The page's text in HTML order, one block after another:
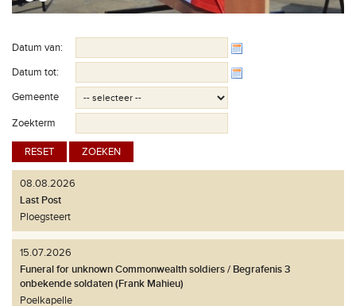
Datum van:
Datum tot:
Gemeente
Zoekterm
08.08.2026
Last Post
Ploegsteert
15.07.2026
Funeral for unknown Commonwealth soldiers / Begrafenis 3
onbekende soldaten (Frank Mahieu)
Poelkapelle